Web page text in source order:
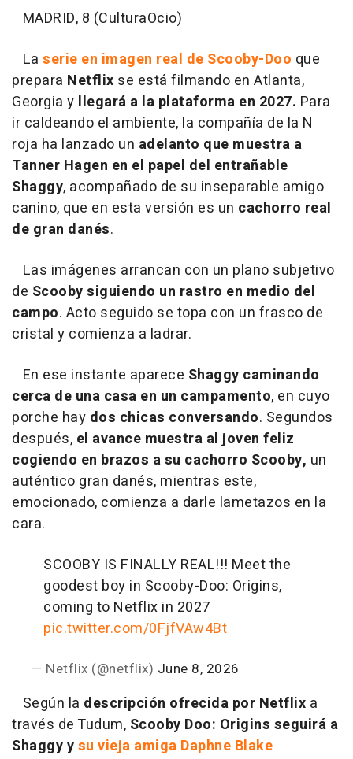
MADRID, 8 (CulturaOcio)
La serie en imagen real de Scooby-Doo que
prepara Netflix se está filmando en Atlanta,
Georgia y llegará a la plataforma en 2027. Para
ir caldeando el ambiente, la compañía de la N
roja ha lanzado un adelanto que muestra a
Tanner Hagen en el papel del entrañable
Shaggy, acompañado de su inseparable amigo
canino, que en esta versión es un cachorro real
de gran danés.
Las imágenes arrancan con un plano subjetivo
de Scooby siguiendo un rastro en medio del
campo. Acto seguido se topa con un frasco de
cristal y comienza a ladrar.
En ese instante aparece Shaggy caminando
cerca de una casa en un campamento, en cuyo
porche hay dos chicas conversando. Segundos
después, el avance muestra al joven feliz
cogiendo en brazos a su cachorro Scooby, un
auténtico gran danés, mientras este,
emocionado, comienza a darle lametazos en la
cara.
SCOOBY IS FINALLY REAL!!! Meet the
goodest boy in Scooby-Doo: Origins,
coming to Netflix in 2027
pic.twitter.com/0FjfVAw4Bt
— Netflix (@netflix) June 8, 2026
Según la descripción ofrecida por Netflix a
través de Tudum, Scooby Doo: Origins seguirá a
Shaggy ysu vieja amiga Daphne Blake